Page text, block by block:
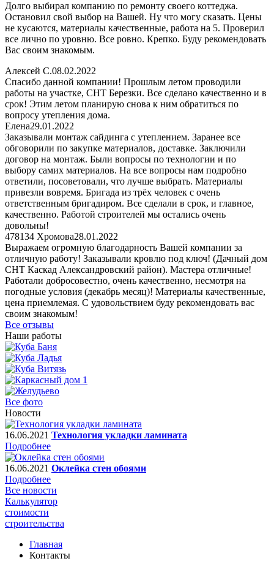
Долго выбирал компанию по ремонту своего коттеджа.
Остановил свой выбор на Вашей. Ну что могу сказать. Цены
не кусаются, материалы качественные, работа на 5. Проверил
все лично по уровню. Все ровно. Крепко. Буду рекомендовать
Вас своим знакомым.
Алексей С.08.02.2022
Спасибо данной компании! Прошлым летом проводили
работы на участке, СНТ Березки. Все сделано качественно и в
срок! Этим летом планирую снова к ним обратиться по
вопросу утепления дома.
Елена29.01.2022
Заказывали монтаж сайдинга с утеплением. Заранее все
обговорили по закупке материалов, доставке. Заключили
договор на монтаж. Были вопросы по технологии и по
выбору самих материалов. На все вопросы нам подробно
ответили, посоветовали, что лучше выбрать. Материалы
привезли вовремя. Бригада из трёх человек с очень
ответственным бригадиром. Все сделали в срок, и главное,
качественно. Работой строителей мы остались очень
довольны!
478134 Хромова28.01.2022
Выражаем огромную благодарность Вашей компании за
отличную работу! Заказывали кровлю под ключ! (Дачный дом
СНТ Каскад Александровский район). Мастера отличные!
Работали добросовестно, очень качественно, несмотря на
погодные условия (декабрь месяц)! Материалы качественные,
цена приемлемая. С удовольствием буду рекомендовать вас
своим знакомым!
Все отзывы
Наши работы
Все фото
Новости
16.06.2021 Технология укладки ламината
Подробнее
16.06.2021 Оклейка стен обоями
Подробнее
Все новости
Калькулятор
стоимости
строительства
Главная
Контакты